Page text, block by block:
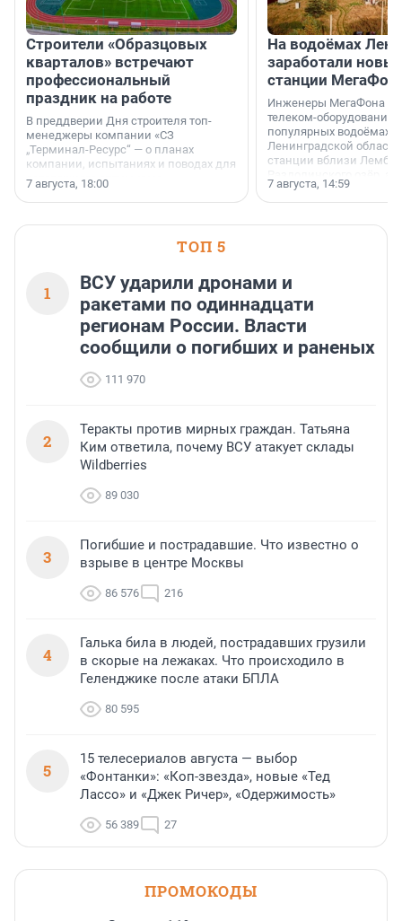
Строители «Образцовых
кварталов» встречают
профессиональный
праздник на работе
В преддверии Дня строителя топ-
менеджеры компании «СЗ
„Терминал-Ресурс“ — о планах
компании, испытаниях и поводах для
осторожного оптимизма.
7 августа, 18:00
На водоёмах
заработали
станции
Инженеры МегаФона
телеком-оборудование
популярных водоёмах
Ленинградской
станции вблизи
недалеко от Большого
водопада.
7 августа, 14:59
ТОП 5
1
ВСУ ударили дронами и
ракетами по одиннадцати
регионам России. Власти
сообщили о погибших и раненых
111 970
2
Теракты против мирных граждан. Татьяна
Ким ответила, почему ВСУ атакует склады
Wildberries
89 030
3
Погибшие и пострадавшие. Что известно о
взрыве в центре Москвы
86 576 216
4
Галька била в людей, пострадавших грузили
в скорые на лежаках. Что происходило в
Геленджике после атаки БПЛА
80 595
5
15 телесериалов августа — выбор
«Фонтанки»: «Коп-звезда», новые «Тед
Лассо» и «Джек Ричер», «Одержимость»
56 389 27
ПРОМОКОДЫ